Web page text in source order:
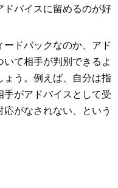
バイスに留めるのが好
ドバックなのか、アド
て相手が判別できるよ
ょう。例えば、自分は指
がアドバイスとして受
がなされない、という